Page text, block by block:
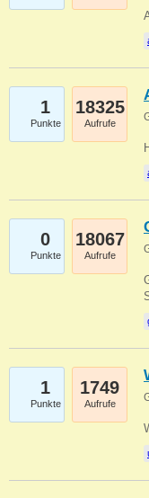
1
Punkte
18325
Aufrufe
0
Punkte
18067
Aufrufe
1
Punkte
1749
Aufrufe